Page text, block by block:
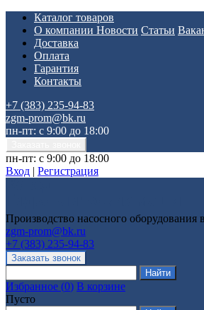
Каталог товаров
О компании Новости Статьи
Доставка
Оплата
Гарантия
Контакты
+7 (383) 235-94-83
zgm-prom@bk.ru
пн-пт: с 9:00 до 18:00
пн-пт: с 9:00 до 18:00
Вход | Регистрация
Производство насосного оборудования
zgm-prom@bk.ru
+7 (383) 235-94-83
Избранное (0) В корзине
Пусто